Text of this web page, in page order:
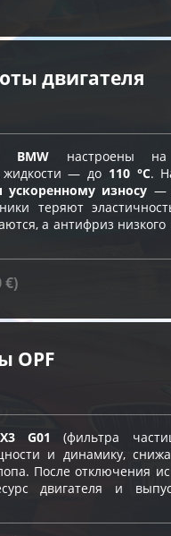
двигателя
BMW настроены
жидкости — до 110 °C.
ускоренному износу —
теряют
а антифриз низкого
€)
OPF
G01
(фильтра
и динамику,
После отключения
двигателя и